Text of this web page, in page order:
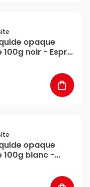
opaque
100g noir - Esprit
opaque
100g blanc -